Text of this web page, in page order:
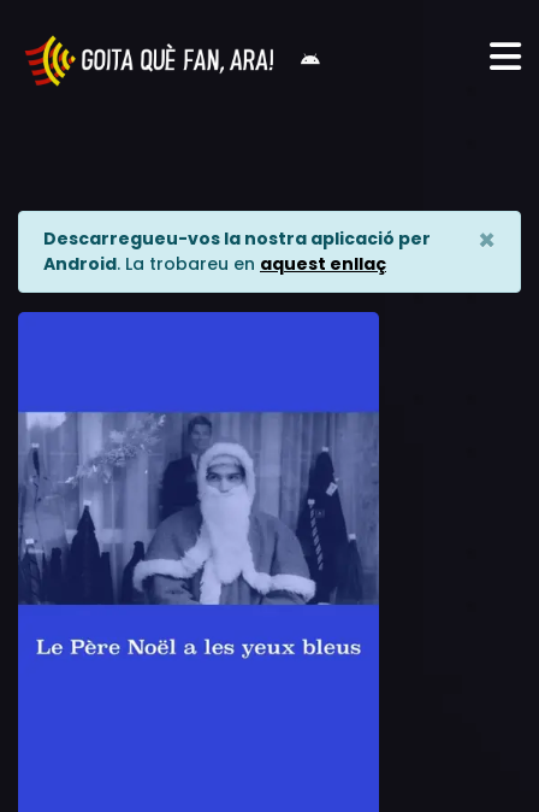
Descarregueu-vos la nostra aplicació per
Android. La trobareu en aquest enllaç
×